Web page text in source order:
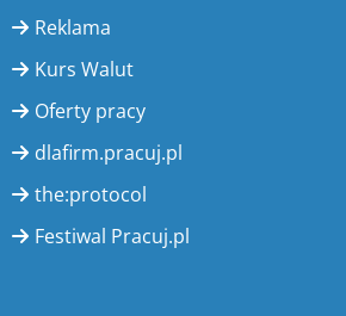
Reklama
Kurs Walut
Oferty pracy
dlafirm.pracuj.pl
the:protocol
Festiwal Pracuj.pl